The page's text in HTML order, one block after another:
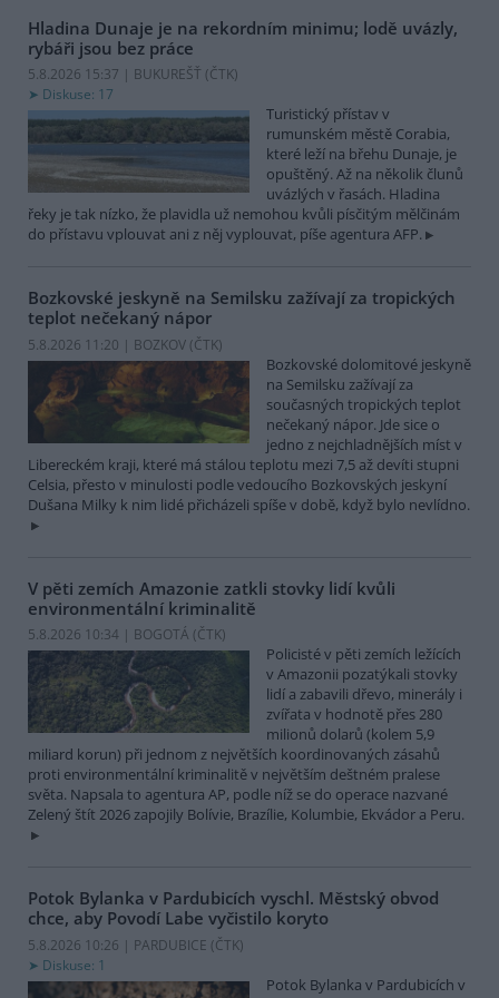
Hladina Dunaje je na rekordním minimu; lodě uvázly,
rybáři jsou bez práce
5.8.2026 15:37 | BUKUREŠŤ (ČTK)
Diskuse: 17
Turistický přístav v
rumunském městě Corabia,
které leží na břehu Dunaje, je
opuštěný. Až na několik člunů
uvázlých v řasách. Hladina
řeky je tak nízko, že plavidla už nemohou kvůli písčitým mělčinám
do přístavu vplouvat ani z něj vyplouvat, píše agentura AFP.
Bozkovské jeskyně na Semilsku zažívají za tropických
teplot nečekaný nápor
5.8.2026 11:20 | BOZKOV (ČTK)
Bozkovské dolomitové jeskyně
na Semilsku zažívají za
současných tropických teplot
nečekaný nápor. Jde sice o
jedno z nejchladnějších míst v
Libereckém kraji, které má stálou teplotu mezi 7,5 až devíti stupni
Celsia, přesto v minulosti podle vedoucího Bozkovských jeskyní
Dušana Milky k nim lidé přicházeli spíše v době, když bylo nevlídno.
V pěti zemích Amazonie zatkli stovky lidí kvůli
environmentální kriminalitě
5.8.2026 10:34 | BOGOTÁ (ČTK)
Policisté v pěti zemích ležících
v Amazonii pozatýkali stovky
lidí a zabavili dřevo, minerály i
zvířata v hodnotě přes 280
milionů dolarů (kolem 5,9
miliard korun) při jednom z největších koordinovaných zásahů
proti environmentální kriminalitě v největším deštném pralese
světa. Napsala to agentura AP, podle níž se do operace nazvané
Zelený štít 2026 zapojily Bolívie, Brazílie, Kolumbie, Ekvádor a Peru.
Potok Bylanka v Pardubicích vyschl. Městský obvod
chce, aby Povodí Labe vyčistilo koryto
5.8.2026 10:26 | PARDUBICE (ČTK)
Diskuse: 1
Potok Bylanka v Pardubicích v